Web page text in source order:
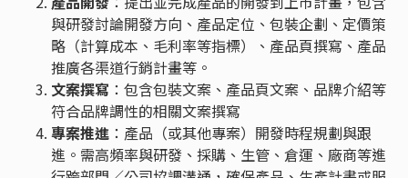
與研發討論開發方向、產品定位、包裝企劃、定價策
略（計算成本、毛利率等指標）、產品頁撰寫、產品
推廣各渠道行銷計畫等。
文案撰寫 ：包含包裝文案、產品頁文案、品牌介紹等
符合品牌調性的相關文案撰寫
專案推進 ：產品（或其他專案）開發時程規劃與跟
進。需高頻率與研發、採購、生管、倉運、廠商等進